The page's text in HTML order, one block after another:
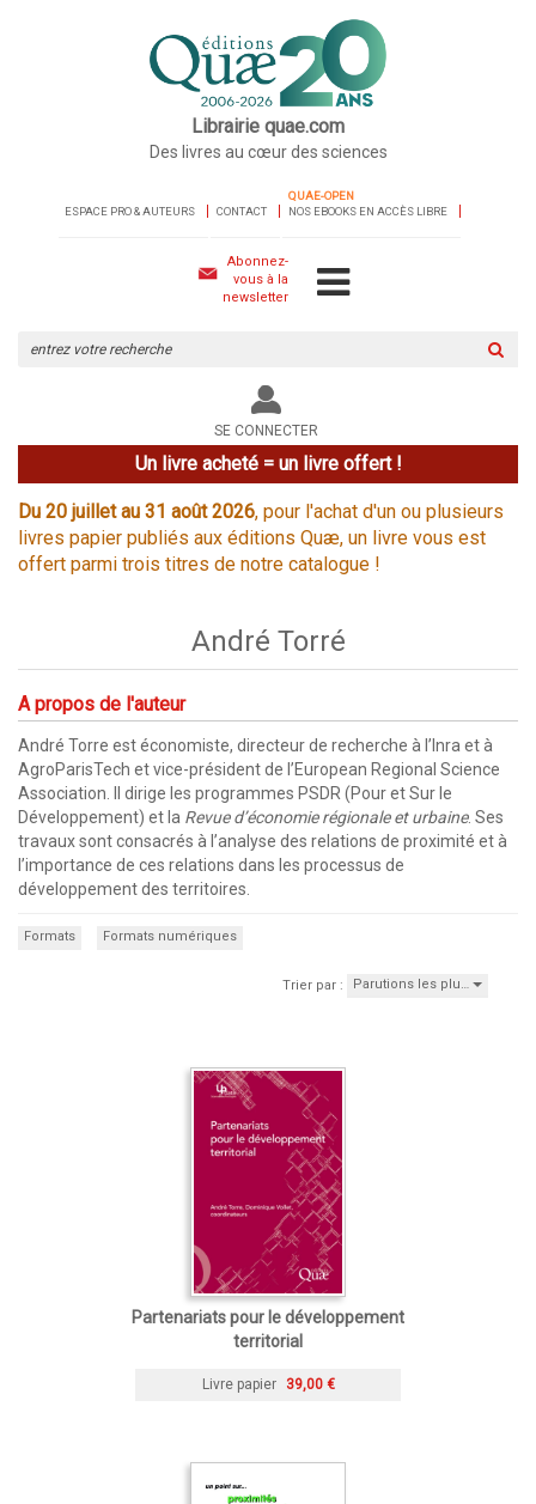
Librairie quae.com
Des livres au cœur des sciences
ESPACE PRO & AUTEURS CONTACT
QUAE-OPEN
NOS EBOOKS EN ACCÈS LIBRE
Abonnez-
vous à la
newsletter
le
site
SE CONNECTER
Un livre acheté = un livre offert !
Du 20 juillet au 31 août 2026, pour l'achat d'un ou plusieurs
livres papier publiés aux éditions Quæ, un livre vous est
offert parmi trois titres de notre catalogue !
André Torré
A propos de l'auteur
André Torre est économiste, directeur de recherche à l’Inra et à
AgroParisTech et vice-président de l’European Regional Science
Association. Il dirige les programmes PSDR (Pour et Sur le
Développement) et la Revue d’économie régionale et urbaine. Ses
travaux sont consacrés à l’analyse des relations de proximité et à
l’importance de ces relations dans les processus de
développement des territoires.
Formats Formats numériques
Trier par : Parutions les plu…
Partenariats pour le développement
territorial
Livre papier 39,00 €